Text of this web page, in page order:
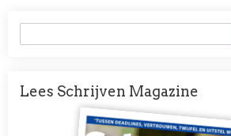
Lees Schrijven Magazine
Afbeelding